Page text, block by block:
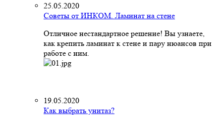
25.05.2020
Советы от ИНКОМ. Ламинат на стене
Отличное нестандартное решение! Вы узнаете,
как крепить ламинат к стене и пару нюансов при
работе с ним.
19.05.2020
Как выбрать унитаз?